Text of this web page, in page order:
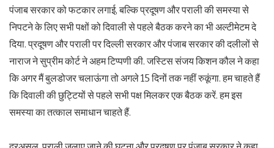
पंजाब सरकार को फटकार लगाई, बल्कि प्रदूषण और पराली की समस्या से
निपटने के लिए सभी पक्षों को दिवाली से पहले बैठक करने का भी अल्टीमेटम दे
दिया. प्रदूषण और पराली पर दिल्ली सरकार और पंजाब सरकार की दलीलों से
नाराज ने सुप्रीम कोर्ट ने अहम टिप्पणी की. जस्टिस संजय किशन कौल ने कहा
कि अगर मैं बुलडोजर चलाऊंगा तो अगले 15 दिनों तक नहीं रुकूंगा. हम चाहते हैं
कि दिवाली की छुट्टियों से पहले सभी पक्ष मिलकर एक बैठक करें. हम इस
समस्या का तत्काल समाधान चाहते हैं.